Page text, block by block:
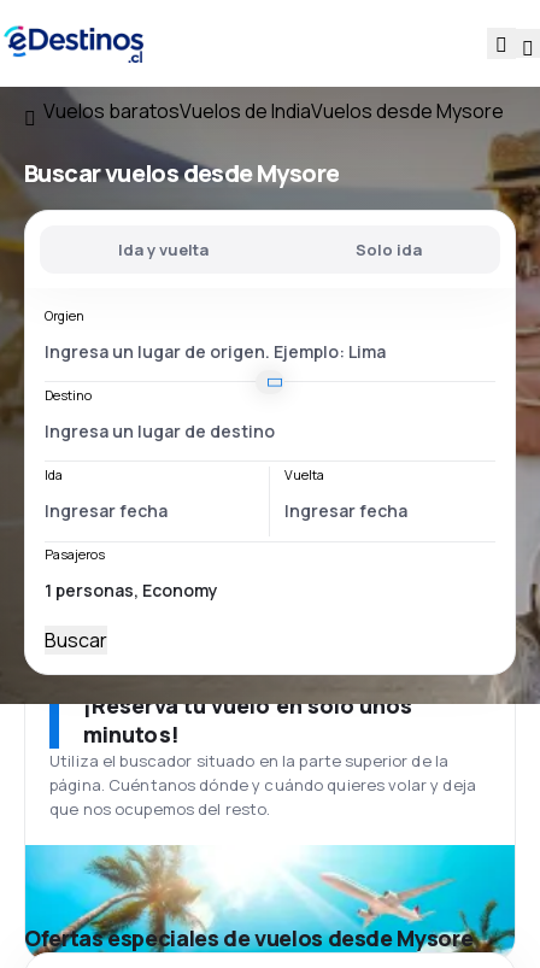
Vuelos baratosVuelos de IndiaVuelos desde Mysore
Buscar vuelosdesde Mysore
Ida y vuelta Solo ida
Orgien
Destino
Ida Vuelta
Pasajeros
Buscar
¡Reserva tu vuelo en solo unos
minutos!
Utiliza el buscador situado en la parte superior de la
página. Cuéntanos dónde y cuándo quieres volar y deja
que nos ocupemos del resto.
Ofertas especiales de vuelos desde Mysore